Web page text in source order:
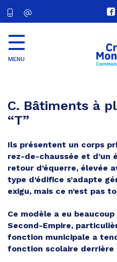
MENU
C. Bâtiments à
“T”
Ils présentent un corps
rez-de-chaussée et d’un
retour d’équerre, élevée
type d’édifice s’adapte
exigu, mais ce n’est pas
Ce modèle a eu
Second-Empire,
fonction municipale a
fonction scolaire derrière